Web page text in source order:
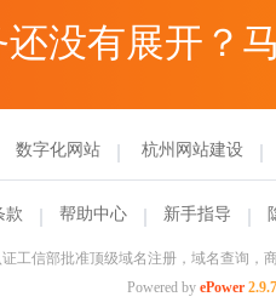
没有展开？
数字化网站 杭州网站建设
款 帮助中心 新手指导
工信部批准顶级域名注册，域名查询，
Powered by ePower